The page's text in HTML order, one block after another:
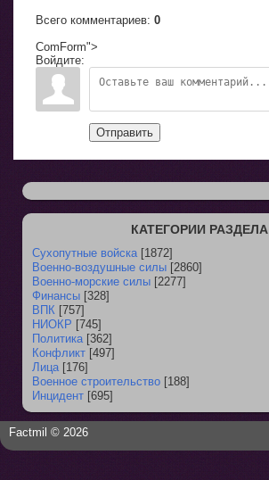
Всего комментариев: 0
ComForm">
Войдите:
Отправить
КАТЕГОРИИ РАЗДЕЛА
Сухопутные войска [1872]
Военно-воздушные силы [2860]
Военно-морские силы [2277]
Финансы [328]
ВПК [757]
НИОКР [745]
Политика [362]
Конфликт [497]
Лица [176]
Военное строительство [188]
Инцидент [695]
Factmil © 2026